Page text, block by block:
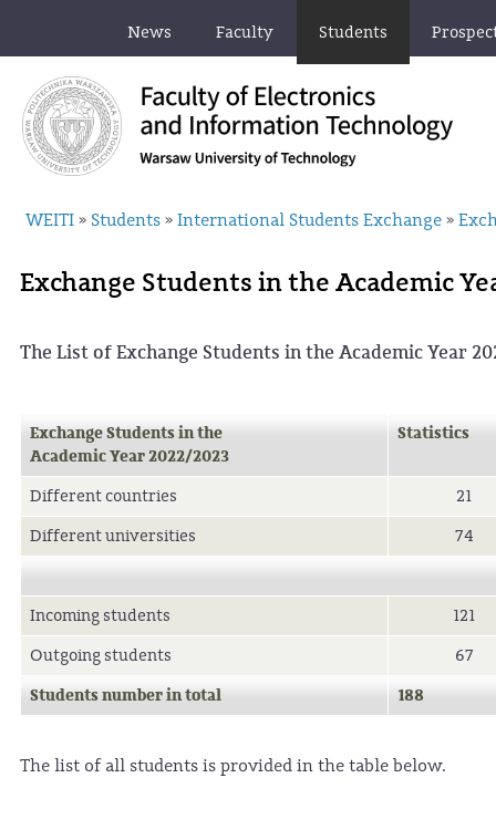
News Faculty Students
WEITI » Students » International Students Exchange »
Exchange Students in the Academic
The List of Exchange Students in the Academic Year
Exchange Students in the
Academic Year 2022/2023
Statistics
Different countries
21
Different universities
74
Incoming students
121
Outgoing students
67
Students number in total 188
The list of all students is provided in the table below.